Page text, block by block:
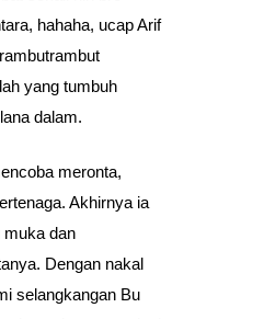
hahaha, ucap Arif
yang tumbuh
dalam.
meronta,
Akhirnya ia
muka dan
Dengan nakal
selangkangan Bu